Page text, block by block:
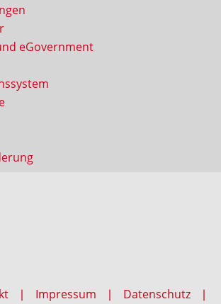
eGovernment
Impressum Datenschutz